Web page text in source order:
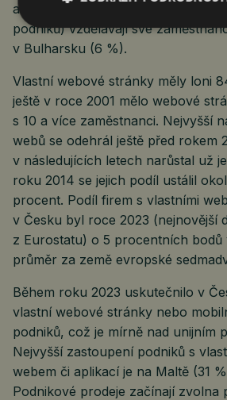
a více zaměstnanci. Nejméně často
podniků) vzdělávají své
v Bulharsku (6 %).
Vlastní webové stránky měly loni
ještě v roce 2001 mělo webové
s 10 a více zaměstnanci. Nejvyšší
webů se odehrál ještě před rokem
v následujících letech narůstal už
roku 2014 se jejich podíl ustálil
procent. Podíl firem s vlastními
v Česku byl roce 2023 (nejnovější
z Eurostatu) o 5 procentních bodů
průměr za země evropské
Během roku 2023 uskutečnilo v
vlastní webové stránky nebo
podniků, což je mírně nad unijním
Nejvyšší zastoupení podniků s
webem či aplikací je na Maltě (31
Podnikové prodeje začínají zvolna